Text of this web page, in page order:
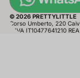
© 2026 PRETTYLITTLE
Corso Umberto, 220
P.IVA IT10477641210